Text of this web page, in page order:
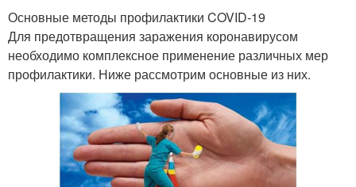
Основные методы профилактики COVID-19
Для предотвращения заражения коронавирусом
необходимо комплексное применение различных мер
профилактики. Ниже рассмотрим основные из них.